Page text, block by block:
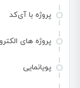
پروژه با آی‌کد
پروژه های
پویانمایی